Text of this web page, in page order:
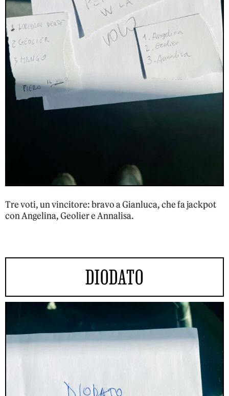
Tre voti, un vincitore: bravo a Gianluca, che fa jackpot
con Angelina, Geolier e Annalisa.
DIODATO